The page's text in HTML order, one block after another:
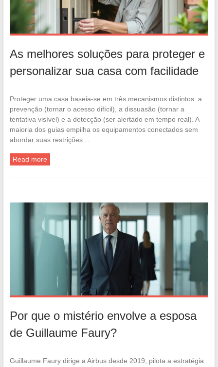
As melhores soluções para proteger e
personalizar sua casa com facilidade
Proteger uma casa baseia-se em três mecanismos distintos: a
prevenção (tornar o acesso difícil), a dissuasão (tornar a
tentativa visível) e a detecção (ser alertado em tempo real). A
maioria dos guias empilha os equipamentos conectados sem
abordar suas restrições…
Read more
Por que o mistério envolve a esposa
de Guillaume Faury?
Guillaume Faury dirige a Airbus desde 2019, pilota a estratégia